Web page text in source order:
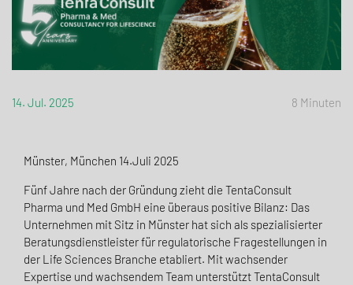
14. Jul. 2025 8 Minuten
Münster, München 14.Juli 2025
Fünf Jahre nach der Gründung zieht die TentaConsult
Pharma und Med GmbH eine überaus positive Bilanz: Das
Unternehmen mit Sitz in Münster hat sich als spezialisierter
Beratungsdienstleister für regulatorische Fragestellungen in
der Life Sciences Branche etabliert. Mit wachsender
Expertise und wachsendem Team unterstützt TentaConsult